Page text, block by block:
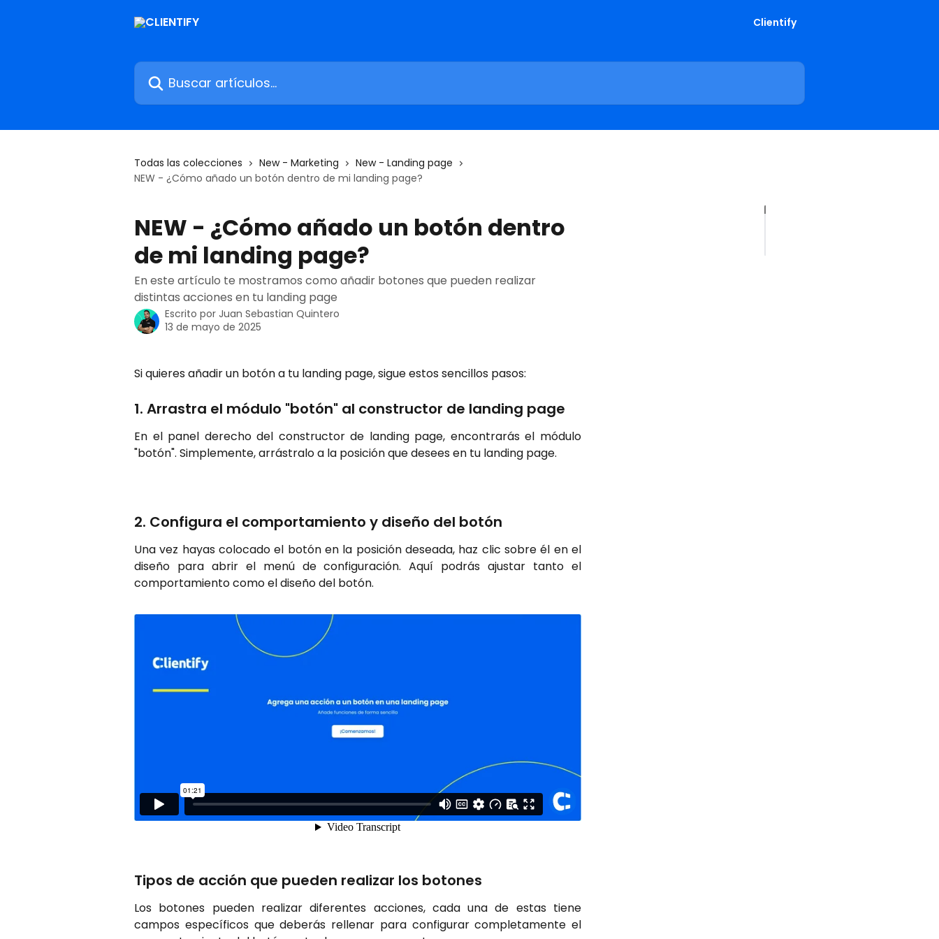
Clientify
Buscar artículos...
Todas las colecciones New - Marketing
New - Landing page
NEW - ¿Cómo añado un botón dentro de mi landing page?
NEW - ¿Cómo añado un botón dentro
de mi landing page?
En este artículo te mostramos como añadir botones que pueden realizar
distintas acciones en tu landing page
Escrito por Juan Sebastian Quintero
13 de mayo de 2025
Si quieres añadir un botón a tu landing page, sigue estos sencillos pasos:
1. Arrastra el módulo "botón" al constructor de landing page
En el panel derecho del constructor de landing page, encontrarás el módulo
"botón". Simplemente, arrástralo a la posición que desees en tu landing page.
2. Configura el comportamiento y diseño del botón
Una vez hayas colocado el botón en la posición deseada, haz clic sobre él en el
diseño para abrir el menú de configuración. Aquí podrás ajustar tanto el
comportamiento como el diseño del botón.
Tipos de acción que pueden realizar los botones
Los botones pueden realizar diferentes acciones, cada una de estas tiene
campos específicos que deberás rellenar para configurar completamente el